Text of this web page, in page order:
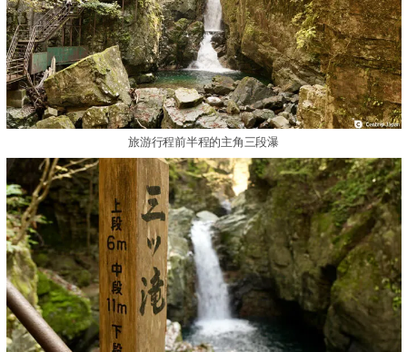
旅游行程前半程的主角三段瀑